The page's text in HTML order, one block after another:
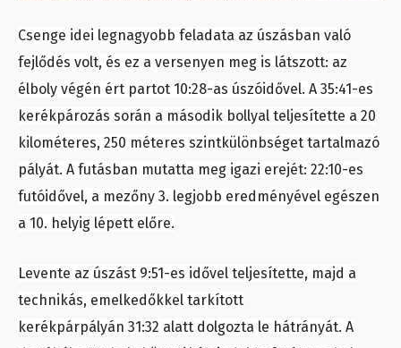
Csenge idei legnagyobb feladata az úszásban való
fejlődés volt, és ez a versenyen meg is látszott: az
élboly végén ért partot 10:28-as úszóidővel. A 35:41-es
kerékpározás során a második bollyal teljesítette a 20
kilométeres, 250 méteres szintkülönbséget tartalmazó
pályát. A futásban mutatta meg igazi erejét: 22:10-es
futóidővel, a mezőny 3. legjobb eredményével egészen
a 10. helyig lépett előre.
Levente az úszást 9:51-es idővel teljesítette, majd a
technikás, emelkedőkkel tarkított
kerékpárpályán 31:32 alatt dolgozta le hátrányát. A